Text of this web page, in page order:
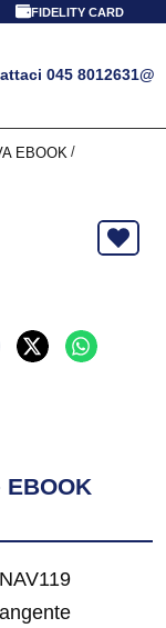
FIDELITY CARD
045 8012631@
EBOOK /
EBOOK